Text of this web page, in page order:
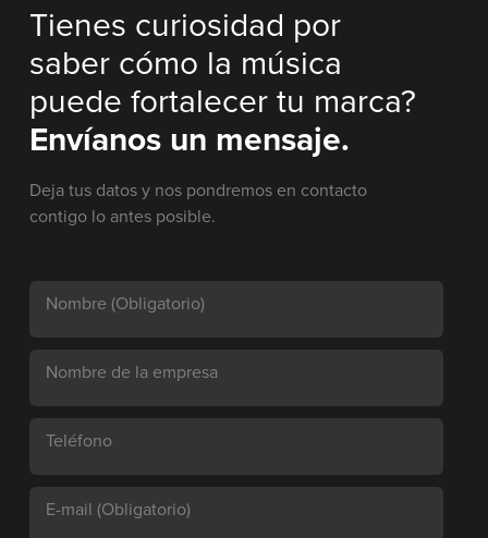
Tienes curiosidad por
saber cómo la música
puede fortalecer tu marca?
Envíanos un mensaje.
Deja tus datos y nos pondremos en contacto
contigo lo antes posible.
Nombre (Obligatorio)
Nombre de la empresa
Teléfono
E-mail (Obligatorio)